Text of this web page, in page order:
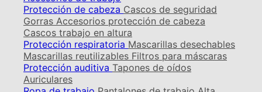
Protección de cabeza Cascos de seguridad
Gorras Accesorios protección de cabeza
Cascos trabajo en altura
Protección respiratoria Mascarillas desechables
Mascarillas reutilizables Filtros para máscaras
Protección auditiva Tapones de oídos
Auriculares